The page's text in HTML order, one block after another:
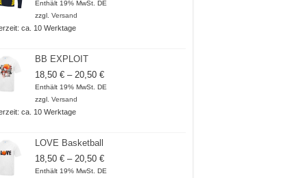
Enthält 19% MwSt. DE
zzgl. Versand
ca. 10 Werktage
BB EXPLOIT
18,50 € – 20,50 €Preisspanne:
18,50 €
Enthält 19% MwSt. DE
zzgl. Versand
ca. 10 Werktage
LOVE Basketball
18,50 € – 20,50 €Preisspanne:
18,50 €
Enthält 19% MwSt. DE